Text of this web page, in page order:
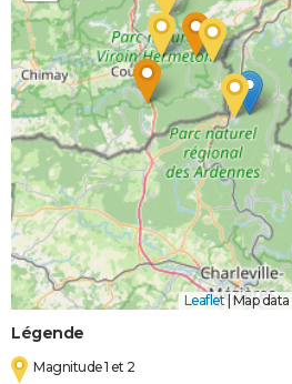
Inondations
et/ou
Coulées de
Boue
07/02/1984 12/
Leaflet|Map
Légende
Magnitude 1 et 2